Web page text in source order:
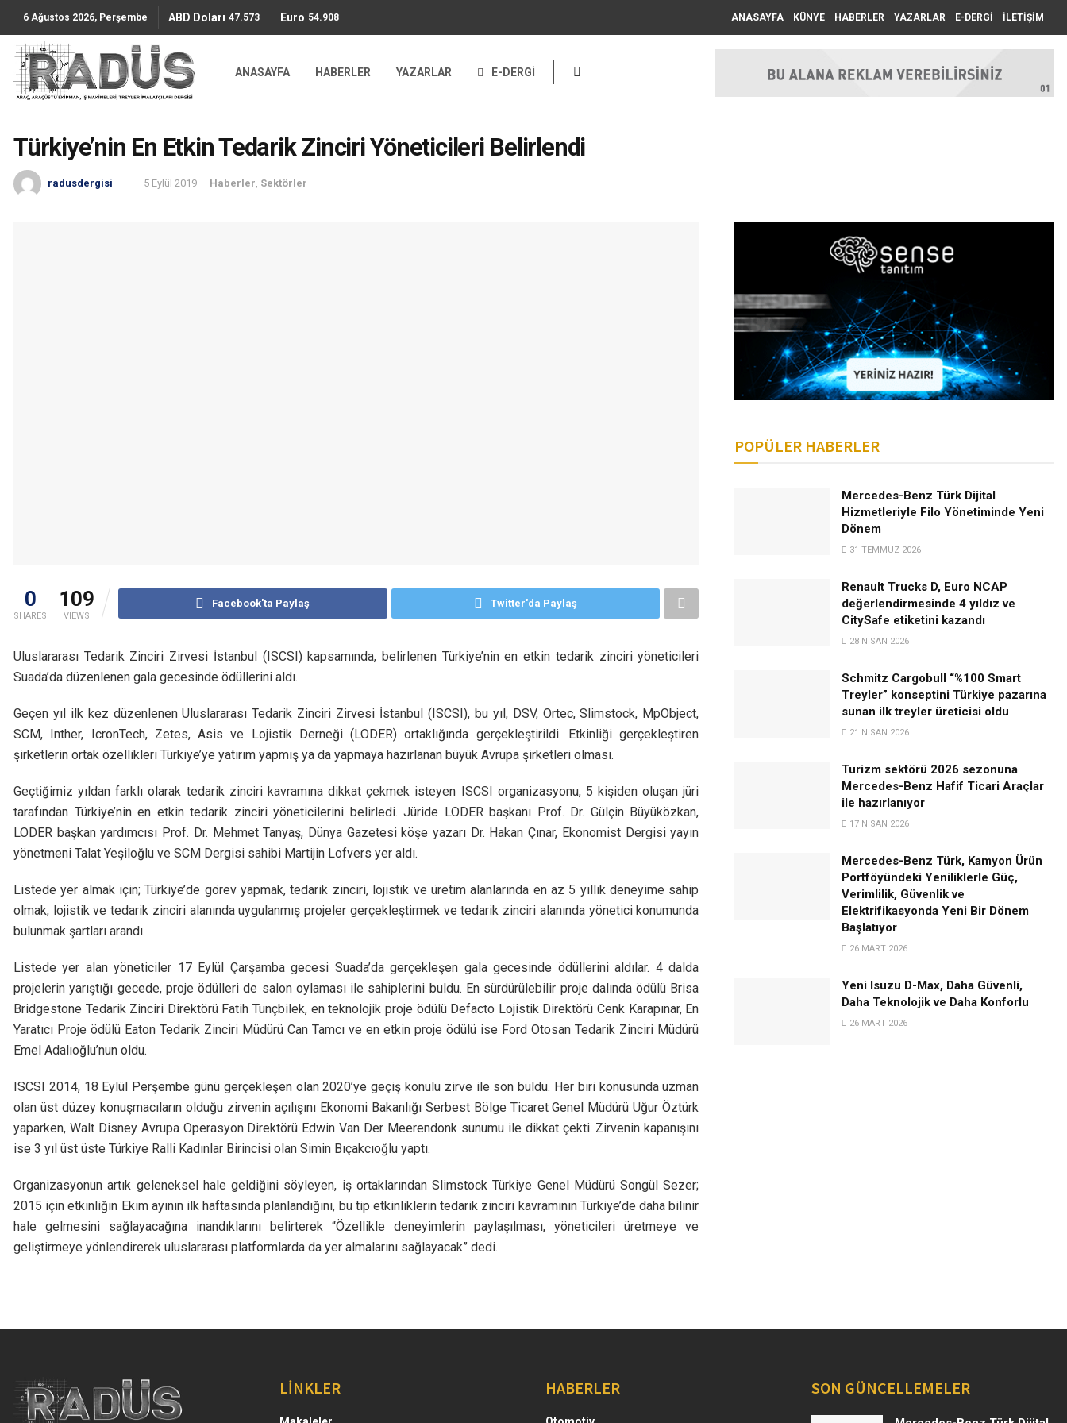
6 Ağustos 2026, Perşembe ABD Doları 47.5736 Euro 54.9087 ANASAYFA KÜNYE HABERLER YAZARLAR E-DERGİ İLETİŞİM
ANASAYFA HABERLER YAZARLAR E-DERGİ
Türkiye’nin En Etkin Tedarik Zinciri Yöneticileri Belirlendi
radusdergisi 5 Eylül 2019 Haberler, Sektörler
0
SHARES
109
VIEWS
Facebook'ta Paylaş Twitter'da Paylaş
Uluslararası Tedarik Zinciri Zirvesi İstanbul (ISCSI) kapsamında, belirlenen Türkiye’nin en etkin tedarik zinciri yöneticileri
Suada’da düzenlenen gala gecesinde ödüllerini aldı.
Geçen yıl ilk kez düzenlenen Uluslararası Tedarik Zinciri Zirvesi İstanbul (ISCSI), bu yıl, DSV, Ortec, Slimstock, MpObject,
SCM, Inther, IcronTech, Zetes, Asis ve Lojistik Derneği (LODER) ortaklığında gerçekleştirildi. Etkinliği gerçekleştiren
şirketlerin ortak özellikleri Türkiye’ye yatırım yapmış ya da yapmaya hazırlanan büyük Avrupa şirketleri olması.
Geçtiğimiz yıldan farklı olarak tedarik zinciri kavramına dikkat çekmek isteyen ISCSI organizasyonu, 5 kişiden oluşan jüri
tarafından Türkiye’nin en etkin tedarik zinciri yöneticilerini belirledi. Jüride LODER başkanı Prof. Dr. Gülçin Büyüközkan,
LODER başkan yardımcısı Prof. Dr. Mehmet Tanyaş, Dünya Gazetesi köşe yazarı Dr. Hakan Çınar, Ekonomist Dergisi yayın
yönetmeni Talat Yeşiloğlu ve SCM Dergisi sahibi Martijin Lofvers yer aldı.
Listede yer almak için; Türkiye’de görev yapmak, tedarik zinciri, lojistik ve üretim alanlarında en az 5 yıllık deneyime sahip
olmak, lojistik ve tedarik zinciri alanında uygulanmış projeler gerçekleştirmek ve tedarik zinciri alanında yönetici konumunda
bulunmak şartları arandı.
Listede yer alan yöneticiler 17 Eylül Çarşamba gecesi Suada’da gerçekleşen gala gecesinde ödüllerini aldılar. 4 dalda
projelerin yarıştığı gecede, proje ödülleri de salon oylaması ile sahiplerini buldu. En sürdürülebilir proje dalında ödülü Brisa
Bridgestone Tedarik Zinciri Direktörü Fatih Tunçbilek, en teknolojik proje ödülü Defacto Lojistik Direktörü Cenk Karapınar, En
Yaratıcı Proje ödülü Eaton Tedarik Zinciri Müdürü Can Tamcı ve en etkin proje ödülü ise Ford Otosan Tedarik Zinciri Müdürü
Emel Adalıoğlu’nun oldu.
ISCSI 2014, 18 Eylül Perşembe günü gerçekleşen olan 2020’ye geçiş konulu zirve ile son buldu. Her biri konusunda uzman
olan üst düzey konuşmacıların olduğu zirvenin açılışını Ekonomi Bakanlığı Serbest Bölge Ticaret Genel Müdürü Uğur Öztürk
yaparken, Walt Disney Avrupa Operasyon Direktörü Edwin Van Der Meerendonk sunumu ile dikkat çekti. Zirvenin kapanışını
ise 3 yıl üst üste Türkiye Ralli Kadınlar Birincisi olan Simin Bıçakcıoğlu yaptı.
Organizasyonun artık geleneksel hale geldiğini söyleyen, iş ortaklarından Slimstock Türkiye Genel Müdürü Songül Sezer;
2015 için etkinliğin Ekim ayının ilk haftasında planlandığını, bu tip etkinliklerin tedarik zinciri kavramının Türkiye’de daha bilinir
hale gelmesini sağlayacağına inandıklarını belirterek “Özellikle deneyimlerin paylaşılması, yöneticileri üretmeye ve
geliştirmeye yönlendirerek uluslararası platformlarda da yer almalarını sağlayacak” dedi.
POPÜLER HABERLER
Mercedes-Benz Türk Dijital
Hizmetleriyle Filo Yönetiminde Yeni
Dönem
31 TEMMUZ 2026
Renault Trucks D, Euro NCAP
değerlendirmesinde 4 yıldız ve
CitySafe etiketini kazandı
28 NISAN 2026
Schmitz Cargobull “%100 Smart
Treyler” konseptini Türkiye pazarına
sunan ilk treyler üreticisi oldu
21 NISAN 2026
Turizm sektörü 2026 sezonuna
Mercedes-Benz Hafif Ticari Araçlar
ile hazırlanıyor
17 NISAN 2026
Mercedes-Benz Türk, Kamyon Ürün
Portföyündeki Yeniliklerle Güç,
Verimlilik, Güvenlik ve
Elektrifikasyonda Yeni Bir Dönem
Başlatıyor
26 MART 2026
Yeni Isuzu D-Max, Daha Güvenli,
Daha Teknolojik ve Daha Konforlu
26 MART 2026
LİNKLER HABERLER SON GÜNCELLEMELER